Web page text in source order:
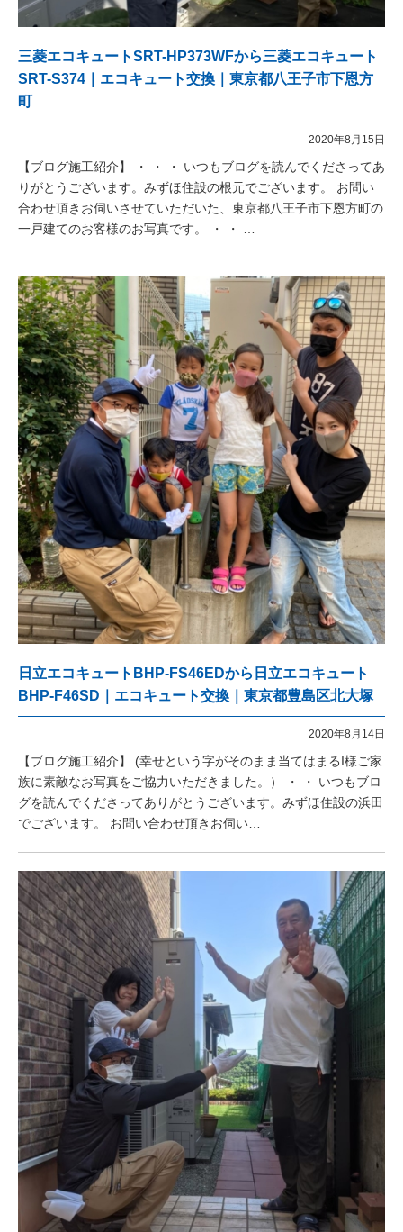
三菱エコキュートSRT-HP373WFから三菱エコキュート
SRT-S374｜エコキュート交換｜東京都八王子市下恩方
町
2020年8月15日
【ブログ施工紹介】 ・ ・ ・ いつもブログを読んでくださってあ
りがとうございます。みずほ住設の根元でございます。 お問い
合わせ頂きお伺いさせていただいた、東京都八王子市下恩方町の
一戸建てのお客様のお写真です。 ・ ・ …
日立エコキュートBHP-FS46EDから日立エコキュート
BHP-F46SD｜エコキュート交換｜東京都豊島区北大塚
2020年8月14日
【ブログ施工紹介】 (幸せという字がそのまま当てはまるI様ご家
族に素敵なお写真をご協力いただきました。） ・ ・ いつもブロ
グを読んでくださってありがとうございます。みずほ住設の浜田
でございます。 お問い合わせ頂きお伺い…